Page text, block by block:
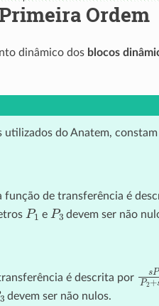
Ordem
dinâmico dos blocos
do Anatem,
de transferência é
P1 e P3 devem ser não
é descrita por P1
devem ser não nulos.